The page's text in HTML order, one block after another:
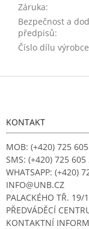
Záruka:
Bezpečnost a
předpisů:
Číslo dílu výrobce
Z
KONTAKT
MOB: (+420) 725
SMS: (+420) 725 605
WHATSAPP: (+420)
INFO@UNB.CZ
PALACKÉHO TŘ. 19/
PŘEDVÁDĚCÍ
KONTAKTNÍ